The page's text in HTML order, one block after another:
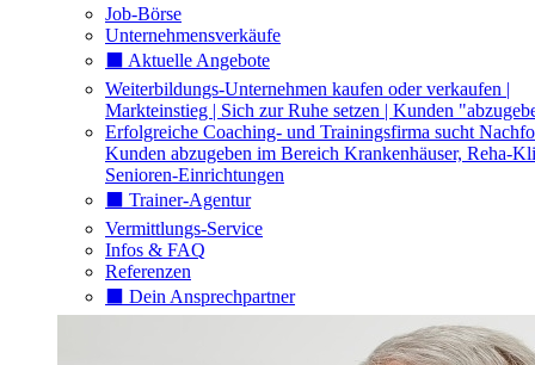
Job-Börse
Unternehmensverkäufe
⬛️ Aktuelle Angebote
Weiterbildungs-Unternehmen kaufen oder verkaufen |
Markteinstieg | Sich zur Ruhe setzen | Kunden
Erfolgreiche Coaching- und Trainingsfirma sucht
Kunden abzugeben im Bereich Krankenhäuser, Reha-
Senioren-Einrichtungen
⬛️ Trainer-Agentur
Vermittlungs-Service
Infos & FAQ
Referenzen
⬛️ Dein Ansprechpartner